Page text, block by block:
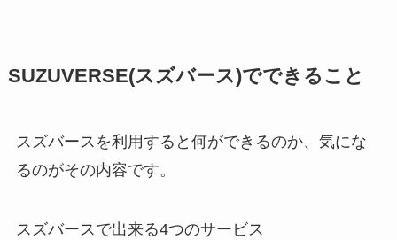
SUZUVERSE(スズバース)でできること
スズバースを利用すると何ができるのか、気にな
るのがその内容です。
スズバースで出来る4つのサービス